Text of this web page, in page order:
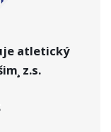
atletický
z.s.